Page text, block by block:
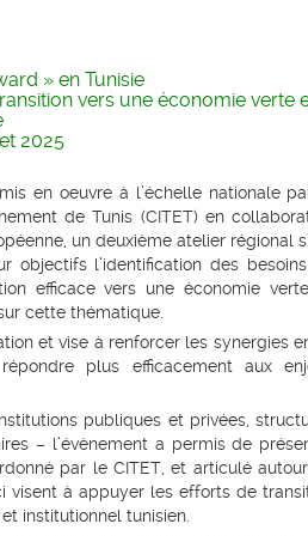
» en Tunisie
vers une économie verte
2025
en oeuvre à l’échelle nationale
de Tunis (CITET) en
un deuxième atelier régional
objectifs l’identification des
efficace vers une économie
cette thématique.
et vise à renforcer les synergies
plus efficacement aux
publiques et privées,
– l’évènement a permis de
par le CITET, et articulé
visent à appuyer les efforts de
institutionnel tunisien.